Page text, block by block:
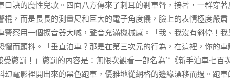
訣的魔性兒歌。四面八方傳來了刺耳的剎車聲，接著，一群穿著
，而是長長的測量尺和巨大的電子角度儀，臉上的表情極度嚴肅
察用一個擴音器大喊，聲音充滿機械感。「我、我沒有斜停！我
而顫抖。「垂直泊車？那是在第三次元的行為，在這裡，你的車
懲罰！」懲罰的內容是：無限次觀看一部名為**《新手泊車七百
電影裡開出來的黑色跑車，優雅地從網格的邊緣漂移而過。跑車